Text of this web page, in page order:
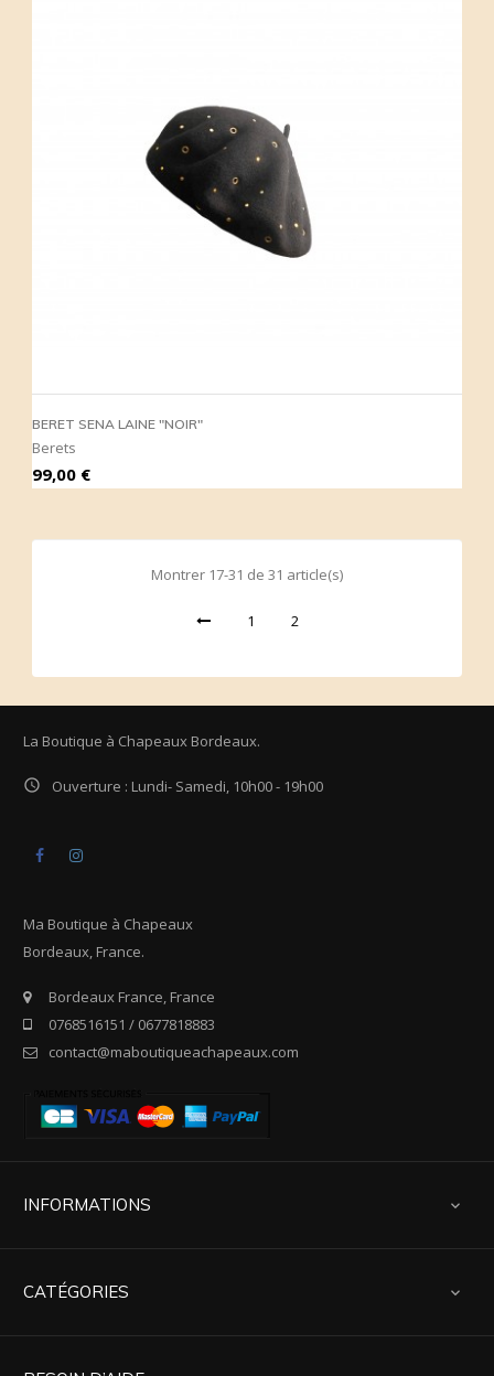
BERET SENA LAINE "NOIR"
Berets
Prix
99,00 €
Montrer 17-31 de 31 article(s)
1 2
La Boutique à Chapeaux Bordeaux.
 Ouverture : Lundi- Samedi, 10h00 - 19h00
Facebook
Ma Boutique à Chapeaux
Bordeaux, France.
Bordeaux France, France
0768516151 / 0677818883
contact@maboutiqueachapeaux.com
INFORMATIONS 
CATÉGORIES 